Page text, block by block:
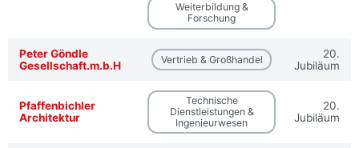
Weiterbildung &
Forschung
Peter Göndle
Gesellschaft.m.b.H
Vertrieb & Großhandel
20.
Jubiläum
Pfaffenbichler
Architektur
Technische
Dienstleistungen &
Ingenieurwesen
20.
Jubiläum